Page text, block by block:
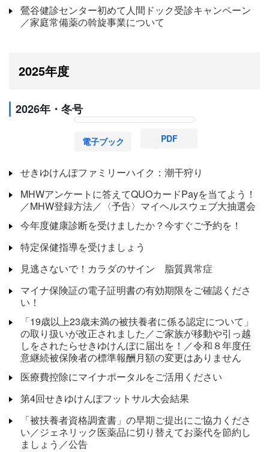
鶯谷健診センター初めて人間ドック受診キャンペーン
／家庭常備薬の斡旋事業について
2025年度
2026年・冬号
電子ブック PDF
せきゆけんぽファミリーハイク：潮干狩り
MHWアンケートに答えてQUOカードPayを当てよう！
／MHW登録方法／〈予告〉マイヘルスウェブ大抽選会
今年度健康診断を受けましたか？今すぐご予約を！
特定保健指導を受けましょう
見逃さないで！カラダのサイン 脂質異常症
マイナ保険証の電子証明書の有効期限をご確認くださ
い！
「19歳以上23歳未満の被扶養者に係る認定について」
の取り扱いが改正されました／ご家族が移動や引っ越
しをされたらせきゆけんぽに届出を！／令和８年度任
意継続被保険者の標準報酬月額の変更はありません
医療費控除にマイナポータルをご活用ください
第4回せきゆけんぽフットサル大会結果
「被扶養者資格調査書」の早期ご提出にご協力くださ
い／ジェネリック医薬品に切り替えてお薬代を節約し
ましょう／公告